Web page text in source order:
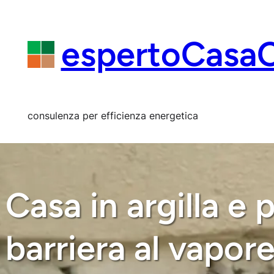
consulenza per efficienza energetica
Casa in argilla e
barriera al